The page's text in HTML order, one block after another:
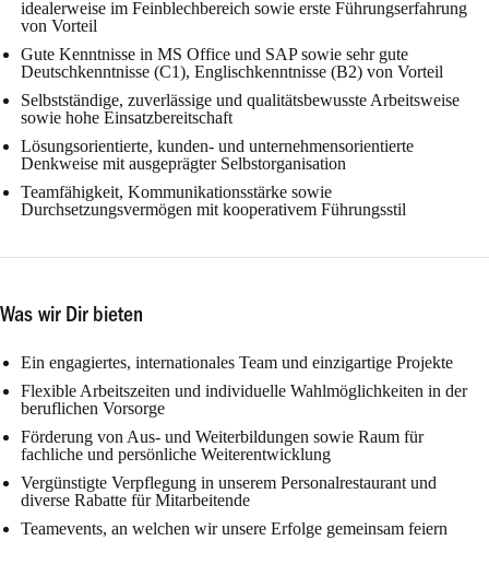
idealerweise im Feinblechbereich sowie erste Führungserfahrung
von Vorteil
Gute Kenntnisse in MS Office und SAP sowie sehr gute
Deutschkenntnisse (C1), Englischkenntnisse (B2) von Vorteil
Selbstständige, zuverlässige und qualitätsbewusste Arbeitsweise
sowie hohe Einsatzbereitschaft
Lösungsorientierte, kunden- und unternehmensorientierte
Denkweise mit ausgeprägter Selbstorganisation
Teamfähigkeit, Kommunikationsstärke sowie
Durchsetzungsvermögen mit kooperativem Führungsstil
Was wir Dir bieten
Ein engagiertes, internationales Team und einzigartige Projekte
Flexible Arbeitszeiten und individuelle Wahlmöglichkeiten in der
beruflichen Vorsorge
Förderung von Aus- und Weiterbildungen sowie Raum für
fachliche und persönliche Weiterentwicklung
Vergünstigte Verpflegung in unserem Personalrestaurant und
diverse Rabatte für Mitarbeitende
Teamevents, an welchen wir unsere Erfolge gemeinsam feiern